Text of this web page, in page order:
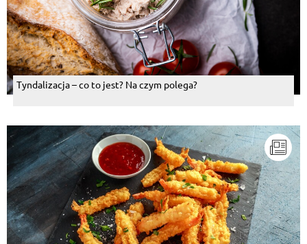
Tyndalizacja – co to jest? Na czym polega?